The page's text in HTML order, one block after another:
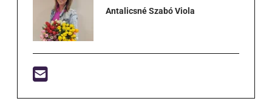
Antalicsné Szabó Viola